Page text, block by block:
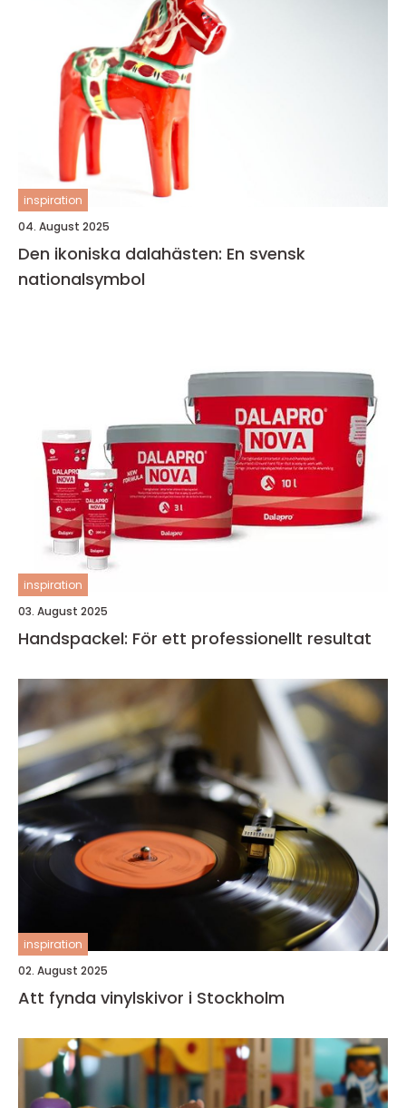
inspiration
04. August 2025
Den ikoniska dalahästen: En svensk
nationalsymbol
inspiration
03. August 2025
Handspackel: För ett professionellt resultat
inspiration
02. August 2025
Att fynda vinylskivor i Stockholm